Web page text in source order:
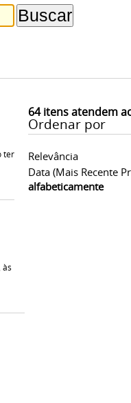
64itens atendem
Ordenar por
Relevância
Data (mais Recente
alfabeticamente
às